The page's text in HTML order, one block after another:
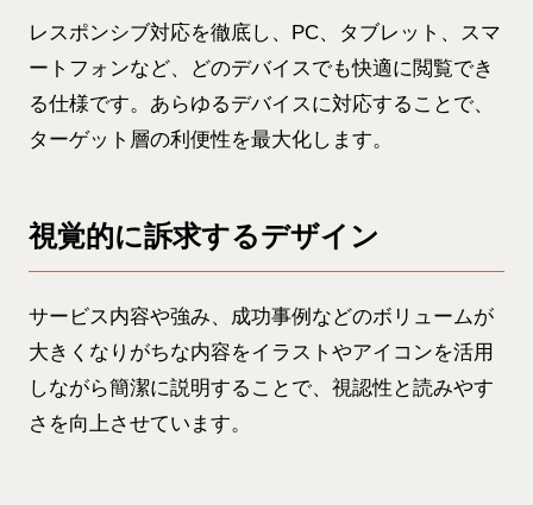
レスポンシブ対応を徹底し、PC、タブレット、スマ
ートフォンなど、どのデバイスでも快適に閲覧でき
る仕様です。あらゆるデバイスに対応することで、
ターゲット層の利便性を最大化します。
視覚的に訴求するデザイン
サービス内容や強み、成功事例などのボリュームが
大きくなりがちな内容をイラストやアイコンを活用
しながら簡潔に説明することで、視認性と読みやす
さを向上させています。